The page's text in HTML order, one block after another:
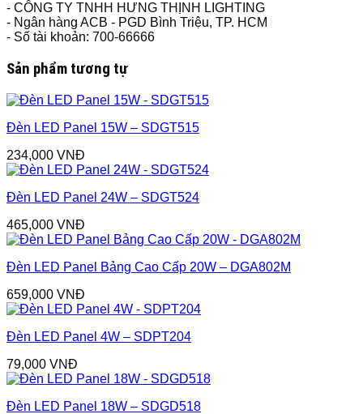
- CÔNG TY TNHH HƯNG THỊNH LIGHTING
- Ngân hàng ACB - PGD Bình Triệu, TP. HCM
- Số tài khoản: 700-66666
Sản phẩm tương tự
Đèn LED Panel 15W – SDGT515
234,000 VNĐ
Đèn LED Panel 24W – SDGT524
465,000 VNĐ
Đèn LED Panel Bảng Cao Cấp 20W – DGA802M
659,000 VNĐ
Đèn LED Panel 4W – SDPT204
79,000 VNĐ
Đèn LED Panel 18W – SDGD518